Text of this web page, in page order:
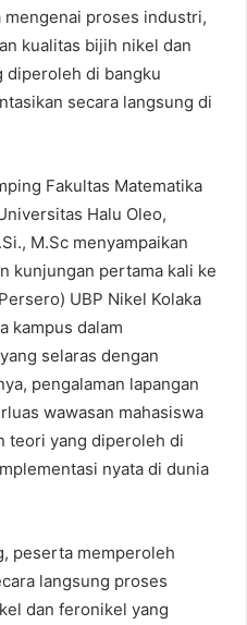
mengenai proses industri,
kualitas bijih nikel dan
diperoleh di bangku
secara langsung di
Fakultas Matematika
Halu Oleo,
M.Sc menyampaikan
kunjungan pertama kali ke
UBP Nikel Kolaka
kampus dalam
selaras dengan
pengalaman lapangan
wawasan mahasiswa
teori yang diperoleh di
nyata di dunia
peserta memperoleh
langsung proses
dan feronikel yang